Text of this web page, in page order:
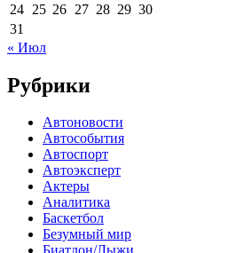
24 25 26 27 28 29 30
31
« Июл
Рубрики
Автоновости
Автособытия
Автоспорт
Автоэксперт
Актеры
Аналитика
Баскетбол
Безумный мир